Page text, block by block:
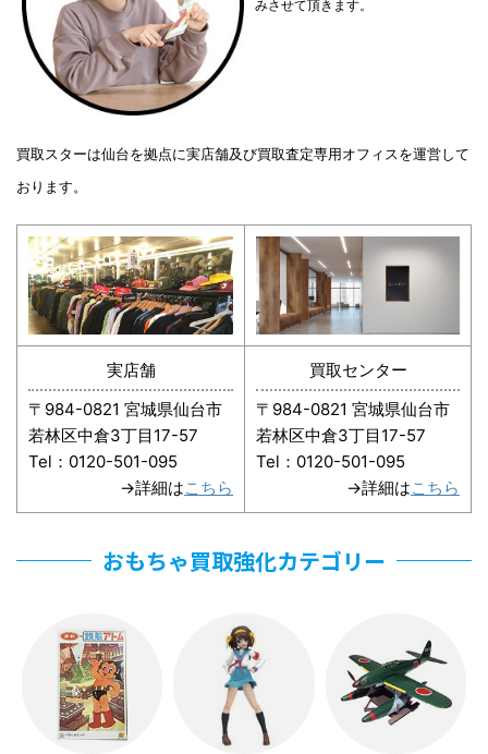
みさせて頂きます。
買取スターは仙台を拠点に実店舗及び買取査定専用オフィスを運営して
おります。
実店舗
〒984-0821 宮城県仙台市
若林区中倉3丁目17-57
Tel：0120-501-095
→詳細はこちら
買取センター
〒984-0821 宮城県仙台市
若林区中倉3丁目17-57
Tel：0120-501-095
→詳細はこちら
おもちゃ買取強化カテゴリー